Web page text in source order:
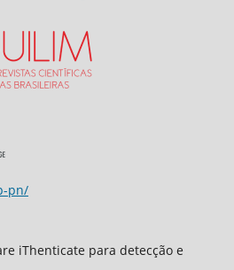
pn/
iThenticate para detecção e